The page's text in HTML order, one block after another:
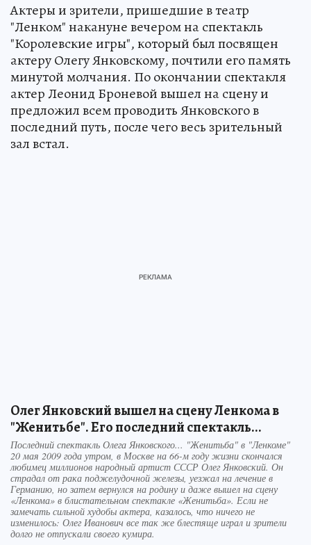
Актеры и зрители, пришедшие в театр
"Ленком" накануне вечером на спектакль
"Королевские игры", который был посвящен
актеру Олегу Янковскому, почтили его память
минутой молчания. По окончании спектакля
актер Леонид Броневой вышел на сцену и
предложил всем проводить Янковского в
последний путь, после чего весь зрительный
зал встал.
Олег Янковский вышел на сцену Ленкома в
"Женитьбе". Его последний спектакль...
Последний спектакль Олега Янковского... "Женитьба" в "Ленкоме"
20 мая 2009 года утром, в Москве на 66-м году жизни скончался
любимец миллионов народный артист СССР Олег Янковский. Он
страдал от рака поджелудочной железы, уезжал на лечение в
Германию, но затем вернулся на родину и даже вышел на сцену
«Ленкома» в блистательном спектакле «Женитьба». Если не
замечать сильной худобы актера, казалось, что ничего не
изменилось: Олег Иванович все так же блестяще играл и зрители
долго не отпускали своего кумира.